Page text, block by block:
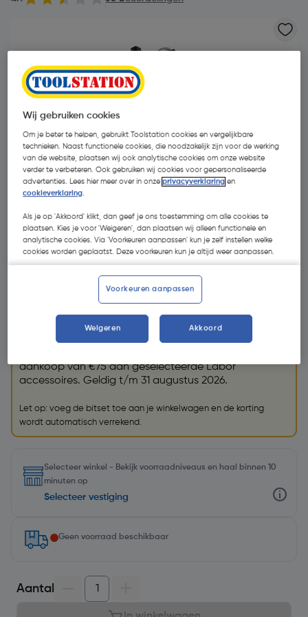
- 60 %
€ 14,04
| Excl. btw € 4,64
Promoties
GRATIS bitset
aankoop van €75 aan geselecteerde Labor
accessoires. Geldig t/m 31 augustus 2026.
Let op: voeg de bitset toe aan je winkelwagen en de korting
wordt automatisch verrekend.
Selecteer winkel - Bekijk voorraadniveaus en haal binnen 10
minuten op
Selecteer vestiging
Geen voorraad beschikbaar
Aantal
Wij gebruiken cookies
Om je beter te helpen, gebruikt Toolstation cookies en vergelijkbare
technieken. Naast functionele cookies, die noodzakelijk zijn voor de werking
van de website, plaatsen wij ook analytische cookies om onze website
verder te verbeteren. Ook gebruiken wij cookies voor gepersonaliseerde
advertenties. Lees hier meer over in onzeprivacyverklaring en
cookieverklaring
Als je op 'Akkoord' klikt, dan geef je ons toestemming om alle cookies te
plaatsen. Kies je voor 'Weigeren', dan plaatsen wij alleen functionele en
analytische cookies. Via 'Voorkeuren aanpassen' kun je zelf instellen welke
cookies worden geplaatst. Deze voorkeuren kun je altijd weer aanpassen.
Voorkeuren aanpassen
Weigeren Akkoord